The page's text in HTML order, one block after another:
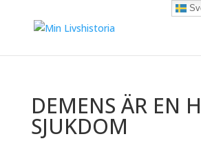
DEMENS ÄR EN
SJUKDOM